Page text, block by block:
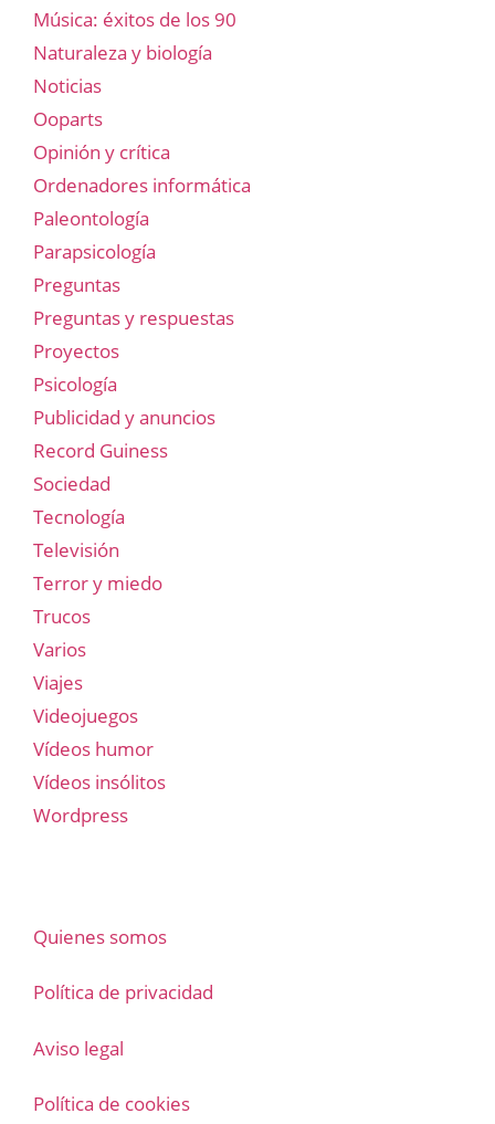
Música: éxitos de los 90
Naturaleza y biología
Noticias
Ooparts
Opinión y crítica
Ordenadores informática
Paleontología
Parapsicología
Preguntas
Preguntas y respuestas
Proyectos
Psicología
Publicidad y anuncios
Record Guiness
Sociedad
Tecnología
Televisión
Terror y miedo
Trucos
Varios
Viajes
Videojuegos
Vídeos humor
Vídeos insólitos
Wordpress
Quienes somos
Política de privacidad
Aviso legal
Política de cookies